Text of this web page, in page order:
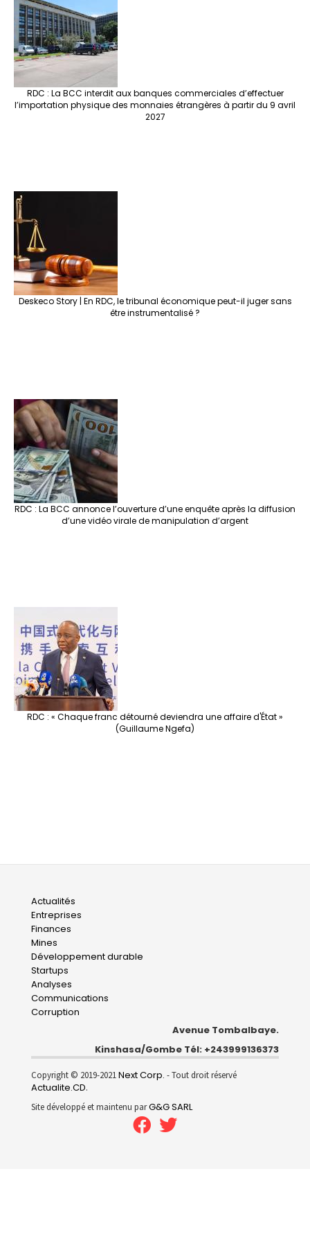
RDC : La BCC interdit aux banques commerciales d’effectuer
l’importation physique des monnaies étrangères à partir du 9 avril
2027
Deskeco Story | En RDC, le tribunal économique peut-il juger sans
être instrumentalisé ?
RDC : La BCC annonce l’ouverture d’une enquête après la diffusion
d’une vidéo virale de manipulation d’argent
RDC : « Chaque franc détourné deviendra une affaire d'État »
(Guillaume Ngefa)
Main
navigation
Actualités
Entreprises
Finances
Mines
Développement durable
Startups
Analyses
Communications
Corruption
Avenue Tombalbaye.
Kinshasa/Gombe Tél: +243999136373
Copyright © 2019-2021Next Corp. - Tout droit réservé
Actualite.CD.
Site développé et maintenu parG&G SARL